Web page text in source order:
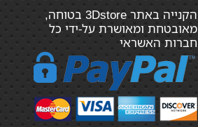
הקנייה באתר 3Dstore בטוחה,
מאובטחת ומאושרת על-ידי כל
חברות האשראי